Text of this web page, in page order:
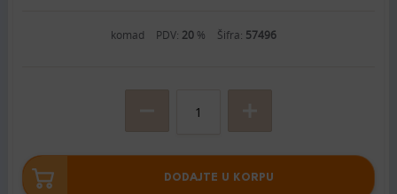
komad PDV: 20 % Šifra: 57496
DODAJTE U KORPU